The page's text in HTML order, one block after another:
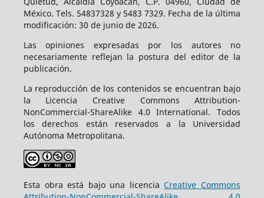
México. Tels. 54837328 y 5483 7329. Fecha de la última
modificación: 30 de junio de 2026.
Las opiniones expresadas por los autores no
necesariamente reflejan la postura del editor de la
publicación.
La reproducción de los contenidos se encuentran bajo
la Licencia Creative Commons Attribution-
NonCommercial-ShareAlike 4.0 International. Todos
los derechos están reservados a la Universidad
Autónoma Metropolitana.
Esta obra está bajo una licenciaCreative Commons